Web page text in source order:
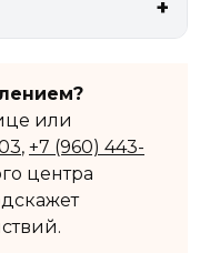
или
, +7 (960) 443-
центра